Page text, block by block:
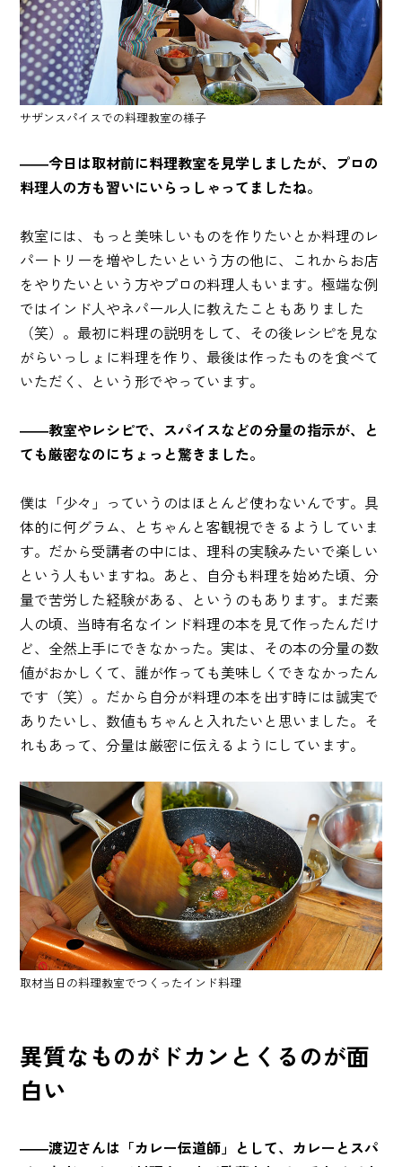
サザンスパイスでの料理教室の様子
――今日は取材前に料理教室を見学しましたが、プロの
料理人の方も習いにいらっしゃってましたね。
教室には、もっと美味しいものを作りたいとか料理のレ
パートリーを増やしたいという方の他に、これからお店
をやりたいという方やプロの料理人もいます。極端な例
ではインド人やネパール人に教えたこともありました
（笑）。最初に料理の説明をして、その後レシピを見な
がらいっしょに料理を作り、最後は作ったものを食べて
いただく、という形でやっています。
――教室やレシピで、スパイスなどの分量の指示が、と
ても厳密なのにちょっと驚きました。
僕は「少々」っていうのはほとんど使わないんです。具
体的に何グラム、とちゃんと客観視できるようしていま
す。だから受講者の中には、理科の実験みたいで楽しい
という人もいますね。あと、自分も料理を始めた頃、分
量で苦労した経験がある、というのもあります。まだ素
人の頃、当時有名なインド料理の本を見て作ったんだけ
ど、全然上手にできなかった。実は、その本の分量の数
値がおかしくて、誰が作っても美味しくできなかったん
です（笑）。だから自分が料理の本を出す時には誠実で
ありたいし、数値もちゃんと入れたいと思いました。そ
れもあって、分量は厳密に伝えるようにしています。
取材当日の料理教室でつくったインド料理
異質なものがドカンとくるのが面
白い
――渡辺さんは「カレー伝道師」として、カレーとスパ